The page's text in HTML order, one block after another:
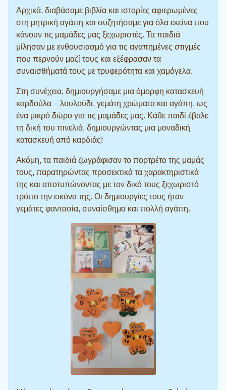
Αρχικά, διαβάσαμε βιβλία και ιστορίες αφιερωμένες
στη μητρική αγάπη και συζητήσαμε για όλα εκείνα που
κάνουν τις μαμάδες μας ξεχωριστές. Τα παιδιά
μίλησαν με ενθουσιασμό για τις αγαπημένες στιγμές
που περνούν μαζί τους και εξέφρασαν τα
συναισθήματά τους με τρυφερότητα και χαμόγελα.
Στη συνέχεια, δημιουργήσαμε μια όμορφη κατασκευή
καρδούλα – λουλούδι, γεμάτη χρώματα και αγάπη, ως
ένα μικρό δώρο για τις μαμάδες μας. Κάθε παιδί έβαλε
τη δική του πινελιά, δημιουργώντας μια μοναδική
κατασκευή από καρδιάς!
Ακόμη, τα παιδιά ζωγράφισαν το πορτρέτο της μαμάς
τους, παρατηρώντας προσεκτικά τα χαρακτηριστικά
της και αποτυπώνοντας με τον δικό τους ξεχωριστό
τρόπο την εικόνα της. Οι δημιουργίες τους ήταν
γεμάτες φαντασία, συναίσθημα και πολλή αγάπη.